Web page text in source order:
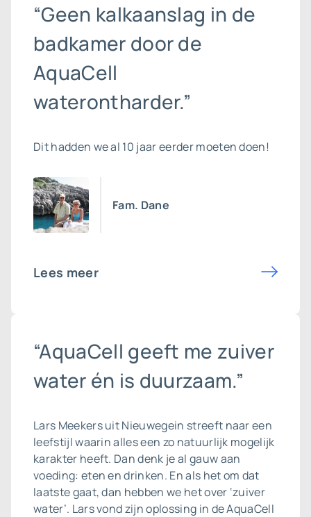
“Geen kalkaanslag in de
badkamer door de
AquaCell
waterontharder.”
Dit hadden we al 10 jaar eerder moeten doen!
Fam. Dane
Lees meer
“AquaCell geeft me zuiver
water én is duurzaam.”
Lars Meekers uit Nieuwegein streeft naar een
leefstijl waarin alles een zo natuurlijk mogelijk
karakter heeft. Dan denk je al gauw aan
voeding: eten en drinken. En als het om dat
laatste gaat, dan hebben we het over ‘zuiver
water’. Lars vond zijn oplossing in de AquaCell